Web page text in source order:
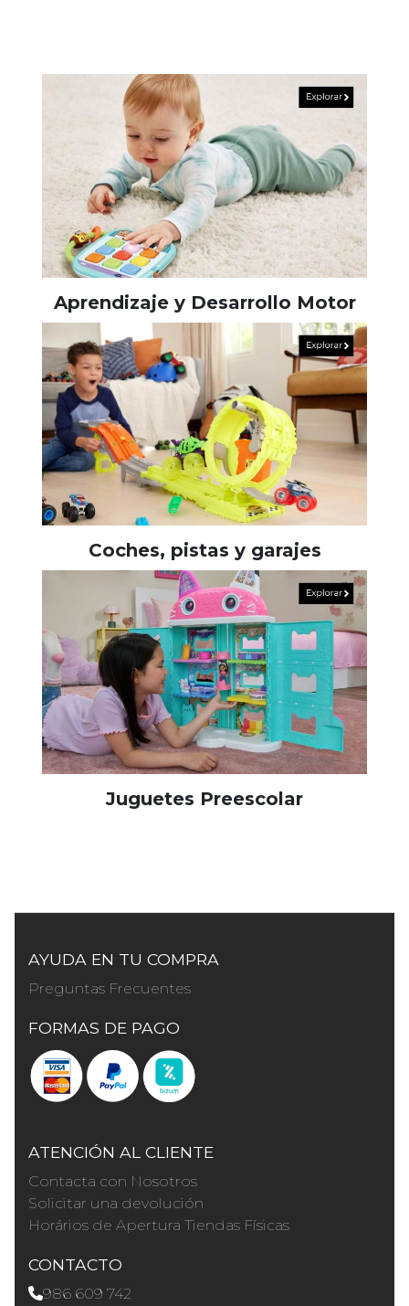
Aprendizaje y Desarrollo Motor
Coches, pistas y garajes
Juguetes Preescolar
AYUDA EN TU COMPRA
Preguntas Frecuentes
FORMAS DE PAGO
ATENCIÓN AL CLIENTE
Contacta con Nosotros
Solicitar una devolución
Horários de Apertura Tiendas Físicas
CONTACTO
986 609 742